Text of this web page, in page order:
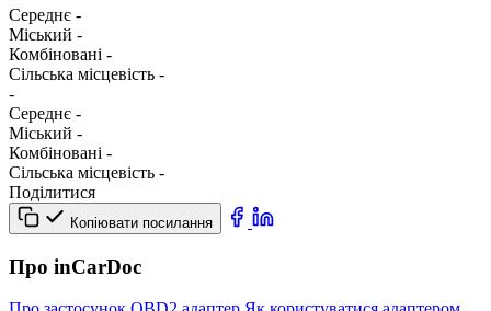
Середнє -
Міський -
Комбіновані -
Сільська місцевість -
-
Середнє -
Міський -
Комбіновані -
Сільська місцевість -
Поділитися
Копіювати посилання
Про inCarDoc